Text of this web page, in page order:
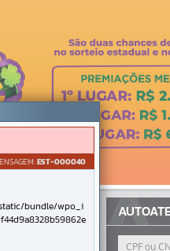
EST-000040
bundle/wpo_i